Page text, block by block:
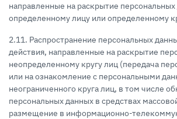
направленные на раскрытие
определенному лицу или определенному
2.11. Распространение персональных
действия, направленные на раскрытие
неопределенному кругу лиц (передача
или на ознакомление с персональными
неограниченного круга лиц, в том числе
персональных данных в средствах
размещение в информационно-